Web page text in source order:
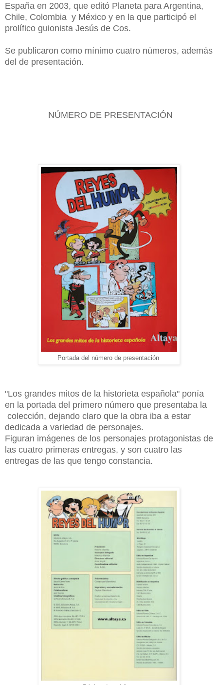
España en 2003, que editó Planeta para Argentina,
Chile, Colombia y México y en la que participó el
prolífico guionista Jesús de Cos.
Se publicaron como mínimo cuatro números, además
del de presentación.
NÚMERO DE PRESENTACIÓN
Portada del número de presentación
"Los grandes mitos de la historieta española" ponía
en la portada del primero número que presentaba la
colección, dejando claro que la obra iba a estar
dedicada a variedad de personajes.
Figuran imágenes de los personajes protagonistas de
las cuatro primeras entregas, y son cuatro las
entregas de las que tengo constancia.